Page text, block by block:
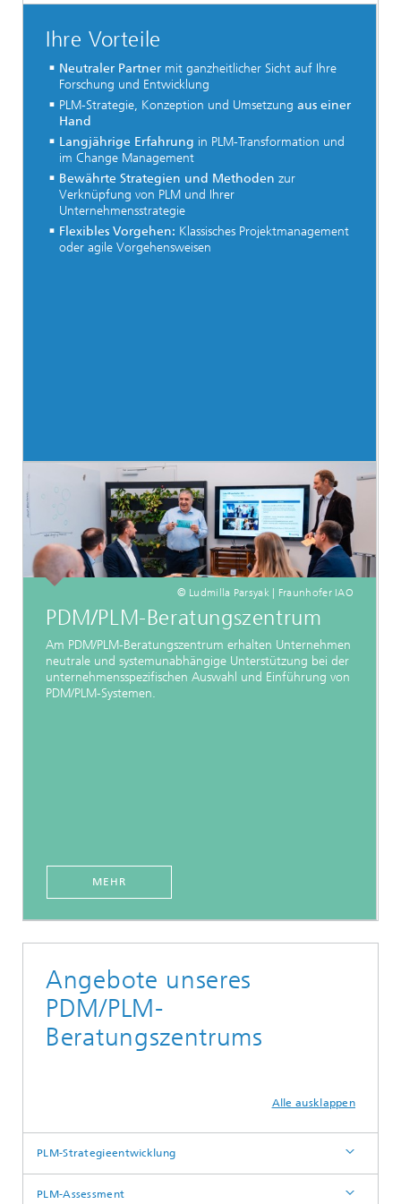
Ihre Vorteile
Neutraler Partner mit ganzheitlicher Sicht auf Ihre
Forschung und Entwicklung
PLM-Strategie, Konzeption und Umsetzung aus einer
Hand
Langjährige Erfahrung in PLM-Transformation und
im Change Management
Bewährte Strategien und Methoden zur
Verknüpfung von PLM und Ihrer
Unternehmensstrategie
Flexibles Vorgehen: Klassisches Projektmanagement
oder agile Vorgehensweisen
© Ludmilla Parsyak | Fraunhofer IAO
PDM/PLM-Beratungszentrum
Am PDM/PLM-Beratungszentrum erhalten Unternehmen
neutrale und systemunabhängige Unterstützung bei der
unternehmensspezifischen Auswahl und Einführung von
PDM/PLM-Systemen.
MEHR
Angebote unseres
PDM/PLM-
Beratungszentrums
Alle ausklappen
PLM-Strategieentwicklung
PLM-Assessment